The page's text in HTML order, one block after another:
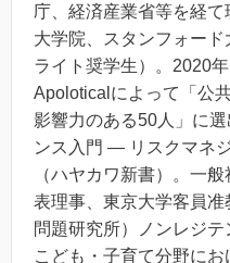
庁、経済産業省等を経
大学院、スタンフォー
ライト奨学生）。2020
Apoloticalによって「公
影響力のある50人」に
ンス入門 — リスクマネ
（ハヤカワ新書）。一
表理事、東京大学客員
問題研究所）ノンレジ
こども・子育て分野に